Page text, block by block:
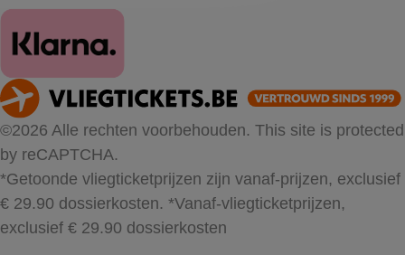
©2026 Alle rechten voorbehouden. This site is protected
by reCAPTCHA.
*Getoonde vliegticketprijzen zijn vanaf-prijzen, exclusief
€ 29.90 dossierkosten. *Vanaf-vliegticketprijzen,
exclusief € 29.90 dossierkosten